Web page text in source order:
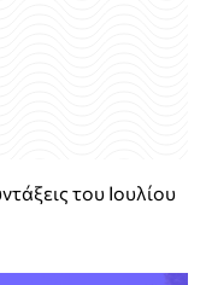
του Ιουλίου